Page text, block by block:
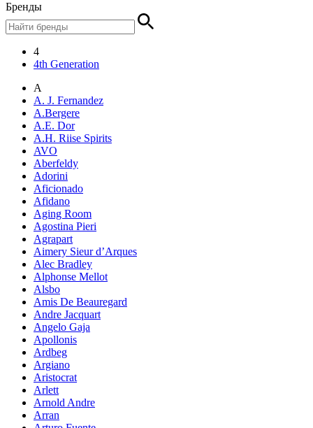
Бренды
4
4th Generation
A
A. J. Fernandez
A.Bergere
A.E. Dor
A.H. Riise Spirits
AVO
Aberfeldy
Adorini
Aficionado
Afidano
Aging Room
Agostina Pieri
Agrapart
Aimery Sieur d’Arques
Alec Bradley
Alphonse Mellot
Alsbo
Amis De Beauregard
Andre Jacquart
Angelo Gaja
Apollonis
Ardbeg
Argiano
Aristocrat
Arlett
Arnold Andre
Arran